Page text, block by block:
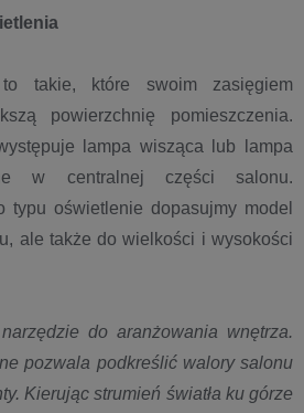
to takie, które swoim zasięgiem
powierzchnię pomieszczenia.
lampa wisząca lub lampa
w centralnej części salonu.
typu oświetlenie dopasujmy model
ale także do wielkości i wysokości
do aranżowania wnętrza.
pozwala podkreślić walory salonu
Kierując strumień światła ku górze